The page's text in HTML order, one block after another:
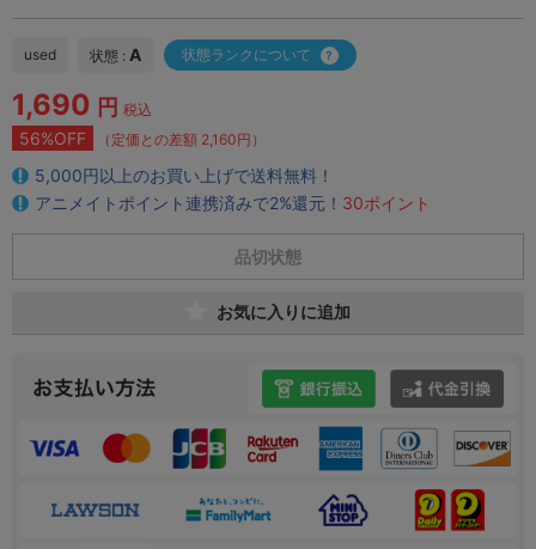
used 状態 : A 状態ランクについて
1,690 円 税込
56%OFF （定価との差額 2,160円）
5,000円以上のお買い上げで送料無料！
アニメイトポイント連携済みで2%還元！ 30ポイント
品切状態
お気に入りに追加